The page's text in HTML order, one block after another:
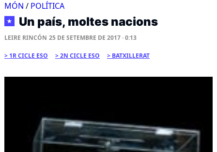
MÓN / POLÍTICA
★ Un país, moltes nacions
LEIRE RINCÓN 25 DE SETEMBRE DE 2017 · 0:13
1R CICLE ESO 2N CICLE ESO BATXILLERAT